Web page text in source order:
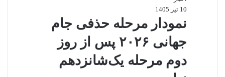
10 تیر 1405
نمودار مرحله حذفی جام
جهانی ۲۰۲۶ پس از روز
دوم مرحله یک‌شانزدهم